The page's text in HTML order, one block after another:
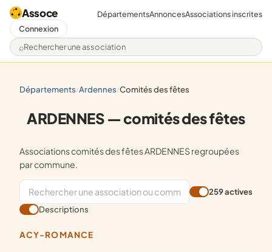
Assoce
Rechercher une association
DépartementsAnnoncesAssociations inscrites
Connexion
départements/ ardennes/ comités des fêtes
ARDENNES — comités des fêtes
Associations comités des fêtes ARDENNES regroupées
par commune.
259 actives
Descriptions
ACY-ROMANCE